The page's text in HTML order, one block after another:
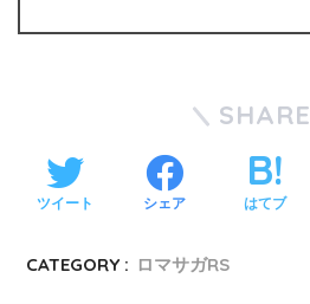
SHARE
ツイート シェア はてブ
CATEGORY : ロマサガRS